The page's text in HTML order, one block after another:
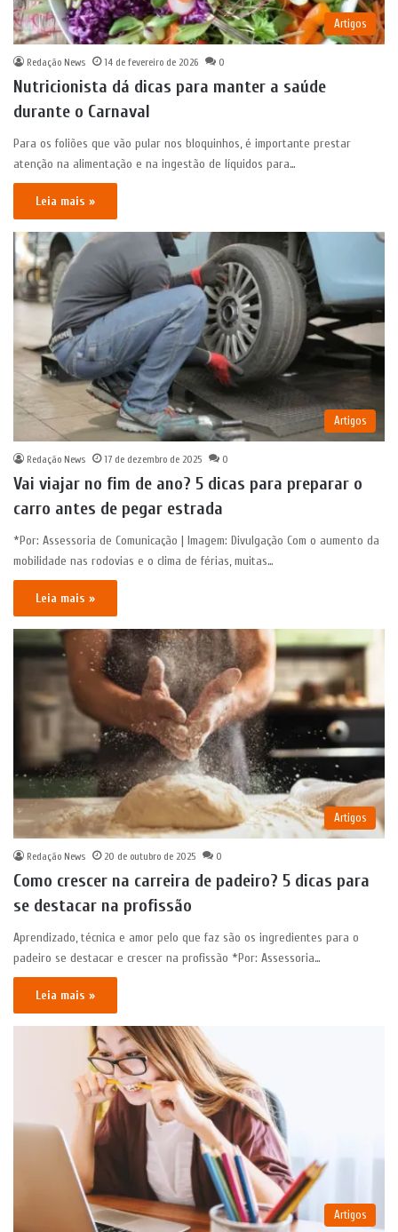
Artigos
Redação News 14 de fevereiro de 2026 0
Nutricionista dá dicas para manter a saúde
durante o Carnaval
Para os foliões que vão pular nos bloquinhos, é importante prestar
atenção na alimentação e na ingestão de líquidos para…
Leia mais »
Artigos
Redação News 17 de dezembro de 2025 0
Vai viajar no fim de ano? 5 dicas para preparar o
carro antes de pegar estrada
*Por: Assessoria de Comunicação | Imagem: Divulgação Com o aumento da
mobilidade nas rodovias e o clima de férias, muitas…
Leia mais »
Artigos
Redação News 20 de outubro de 2025 0
Como crescer na carreira de padeiro? 5 dicas para
se destacar na profissão
Aprendizado, técnica e amor pelo que faz são os ingredientes para o
padeiro se destacar e crescer na profissão *Por: Assessoria…
Leia mais »
Artigos